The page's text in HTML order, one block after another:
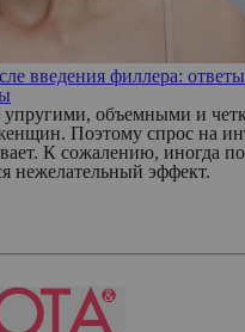
введения филлера:
упругими, объемными и
Поэтому спрос на
К сожалению, иногда
нежелательный эффект.